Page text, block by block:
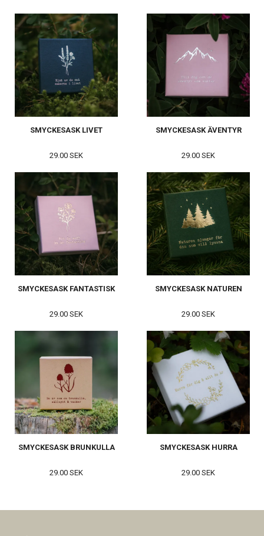
SMYCKESASK LIVET
29.00 SEK
SMYCKESASK ÄVENTYR
29.00 SEK
SMYCKESASK FANTASTISK
29.00 SEK
SMYCKESASK NATUREN
29.00 SEK
SMYCKESASK BRUNKULLA
29.00 SEK
SMYCKESASK HURRA
29.00 SEK